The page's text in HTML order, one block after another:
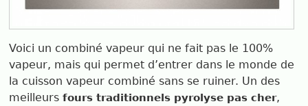
Voici un combiné vapeur qui ne fait pas le 100%
vapeur, mais qui permet d’entrer dans le monde de
la cuisson vapeur combiné sans se ruiner. Un des
meilleursfours traditionnels pyrolyse pas cher,